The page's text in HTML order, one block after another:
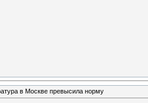
в Москве превысила норму